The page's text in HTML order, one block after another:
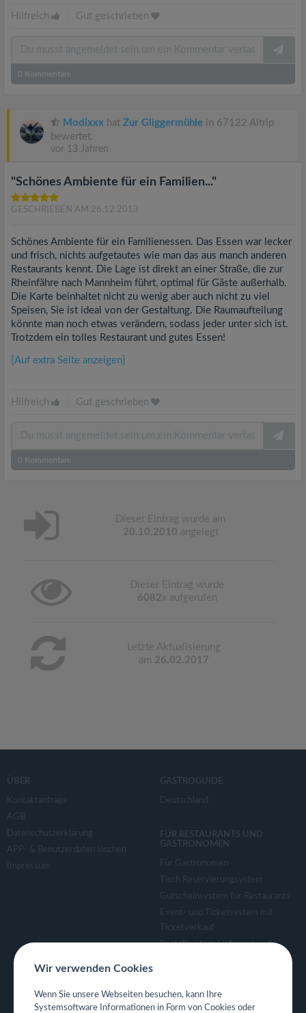
Hilfreich Gut geschrieben
0 Kommentare
Modixxx hat Zur Gliggermühle in 67122 Altrip
bewertet.
vor 13 Jahren
"Schönes Ambiente für ein Familien..."
GESCHRIEBEN AM 26.12.2013
Schönes Ambiente für ein Familienessen. Das Essen war lecker
und frisch, nichts aufgetautes wie man das aus manch anderen
Restaurants kennt. Die Lage ist direkt an einer Straße, die zur
Rheinfähre nach Mannheim führt, optimal für Gäste außerhalb.
Die Karte beinhaltet nicht zu wenig aber auch nicht zu viel
Speisen, Sie ist ideal von der Gestaltung. Die Raumaufteilung
könnte man noch etwas verändern, sodass jeder unter sich ist.
Trotzdem ein tolles Restaurant und gutes Essen!
[Auf extra Seite anzeigen]
Hilfreich Gut geschrieben
0 Kommentare
Dieser Eintrag wurde am
20.10.2010 angelegt
Dieser Eintrag wurde
6082x aufgerufen
Letzte Aktualisierung
am 26.02.2017
ÜBER
Kontaktanfrage
AGB
Datenschutzerklärung
APP- & Benutzerdaten löschen
Impressum
GASTROGUIDE
Deutschland
FÜR RESTAURANTS UND
GASTRONOMEN
Für Gastronomen
Tisch Reservierungsystem
Gutscheinsystem für Restaurants
Event- und Ticketsystem mit
Ticketverkauf
Bestellsystem Lieferung und
Eigene App für Restaurant
Wir verwenden Cookies
Wenn Sie unsere Webseiten besuchen, kann Ihre
Systemsoftware Informationen in Form von Cookies oder